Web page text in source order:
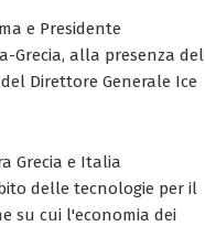
e Presidente
Grecia, alla presenza del
Direttore Generale Ice
Grecia e Italia
delle tecnologie per il
su cui l'economia dei